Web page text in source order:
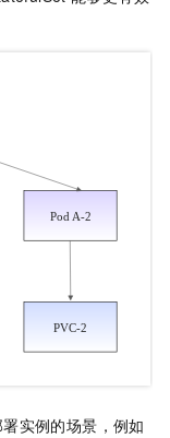
实例的场景，例如